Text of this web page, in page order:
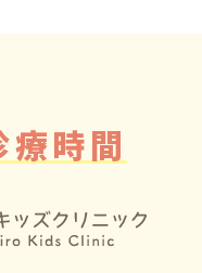
時間